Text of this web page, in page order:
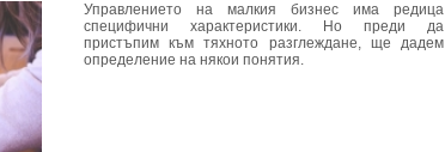
Управлението на малкия бизнес има редица
специфични характеристики. Но преди да
пристъпим към тяхното разглеждане, ще дадем
определение на някои понятия.